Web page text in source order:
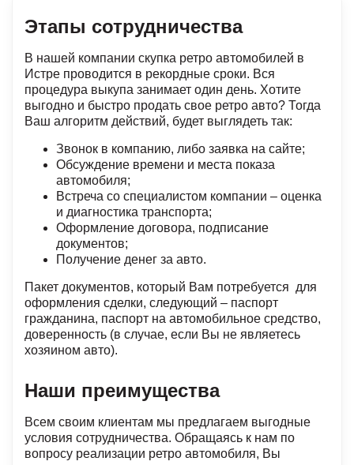
Этапы сотрудничества
В нашей компании скупка ретро автомобилей в
Истре проводится в рекордные сроки. Вся
процедура выкупа занимает один день. Хотите
выгодно и быстро продать свое ретро авто? Тогда
Ваш алгоритм действий, будет выглядеть так:
Звонок в компанию, либо заявка на сайте;
Обсуждение времени и места показа
автомобиля;
Встреча со специалистом компании – оценка
и диагностика транспорта;
Оформление договора, подписание
документов;
Получение денег за авто.
Пакет документов, который Вам потребуется для
оформления сделки, следующий – паспорт
гражданина, паспорт на автомобильное средство,
доверенность (в случае, если Вы не являетесь
хозяином авто).
Наши преимущества
Всем своим клиентам мы предлагаем выгодные
условия сотрудничества. Обращаясь к нам по
вопросу реализации ретро автомобиля, Вы